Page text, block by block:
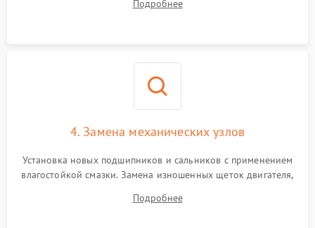
Восстановление целостности проводки и контактов.
Подробнее
4. Замена механических узлов
Установка новых подшипников и сальников с применением
влагостойкой смазки. Замена изношенных щеток двигателя,
или поврежденной резиновой манжеты.
Подробнее